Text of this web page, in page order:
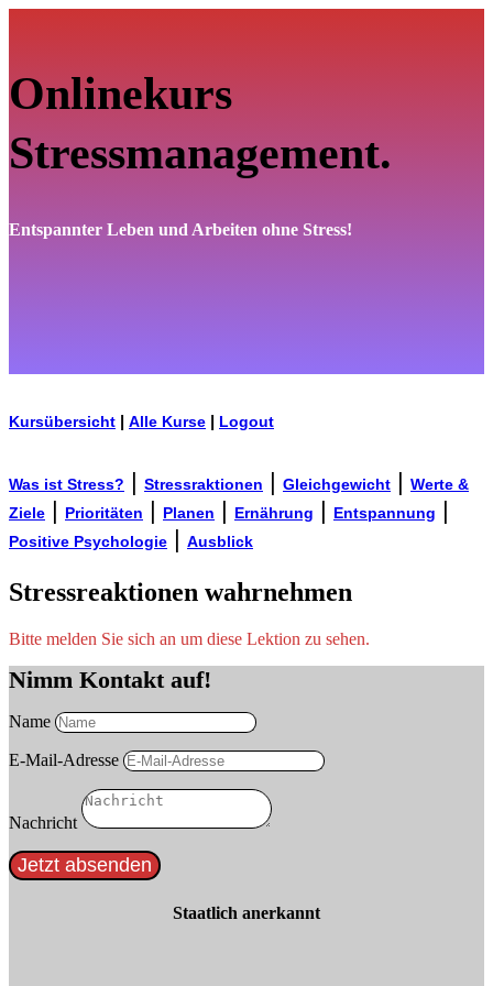
Onlinekurs
Stressmanagement.
Entspannter Leben und Arbeiten ohne Stress!
Kursübersicht | Alle Kurse | Logout
Was ist Stress? | Stressraktionen | Gleichgewicht | Werte &
Ziele | Prioritäten | Planen | Ernährung | Entspannung |
Positive Psychologie | Ausblick
Stressreaktionen wahrnehmen
Bitte melden Sie sich an um diese Lektion zu sehen.
Nimm Kontakt auf!
Name
E-Mail-Adresse
Nachricht
Jetzt absenden
Staatlich anerkannt